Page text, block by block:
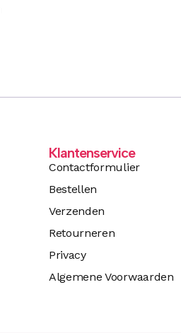
Klantenservice
Contactformulier
Bestellen
Verzenden
Retourneren
Privacy
Algemene Voorwaarden